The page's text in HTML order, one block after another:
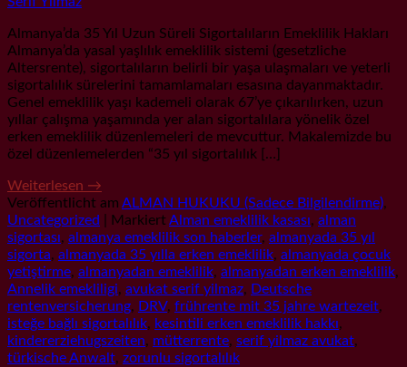
Almanya’da 35 Yıl Uzun Süreli Sigortalıların Emeklilik Hakları
Almanya’da yasal yaşlılık emeklilik sistemi (gesetzliche
Altersrente), sigortalıların belirli bir yaşa ulaşmaları ve yeterli
sigortalılık sürelerini tamamlamaları esasına dayanmaktadır.
Genel emeklilik yaşı kademeli olarak 67’ye çıkarılırken, uzun
yıllar çalışma yaşamında yer alan sigortalılara yönelik özel
erken emeklilik düzenlemeleri de mevcuttur. Makalemizde bu
özel düzenlemelerden “35 yıl sigortalılık […]
Weiterlesen →
Veröffentlicht am ALMAN HUKUKU (Sadece Bilgilendirme),
Uncategorized
MarkiertAlman emeklilik kasası, alman
sigortası, almanya emeklilik son haberler, almanyada 35 yıl
sigorta, almanyada 35 yılla erken emeklilik, almanyada çocuk
yetiştirme, almanyadan emeklilik, almanyadan erken emeklilik,
Annelik emekliligi, avukat serif yilmaz, Deutsche
rentenversicherung, DRV, frührente mit 35 jahre wartezeit,
isteğe bağlı sigortalılık, kesintili erken emeklilik hakkı,
kindererziehugszeiten, mütterrente, serif yilmaz avukat,
türkische Anwalt, zorunlu sigortalılık